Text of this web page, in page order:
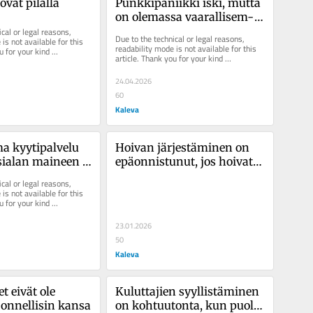
or legal reasons,
not available for this
for your kind
on ole­mas­sa vaa­ral­li­sem­
Due to the technical or legal reasons,
readability mode is not available for this
article. Thank you for your kind
understanding.
24.04.2026
60
Kaleva
kyy­ti­pal­ve­lu
maineen
or legal reasons,
not available for this
for your kind
Hoivan jär­jes­tä­mi­nen on
epäon­nis­tu­nut, jos hoi­vat­
23.01.2026
50
Kaleva
eivät ole
kansa
Ku­lut­ta­jien syyl­lis­tä­mi­nen
on koh­tuu­ton­ta, kun puolet